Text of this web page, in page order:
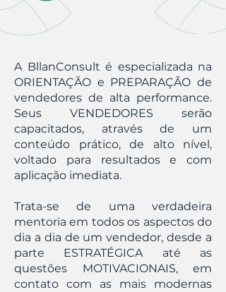
A BllanConsult é especializada na
ORIENTAÇÃO e PREPARAÇÃO de
vendedores de alta performance.
Seus VENDEDORES serão
capacitados, através de um
conteúdo prático, de alto nível,
voltado para resultados e com
aplicação imediata.
Trata-se de uma verdadeira
mentoria em todos os aspectos do
dia a dia de um vendedor, desde a
parte ESTRATÉGICA até as
questões MOTIVACIONAIS, em
contato com as mais modernas